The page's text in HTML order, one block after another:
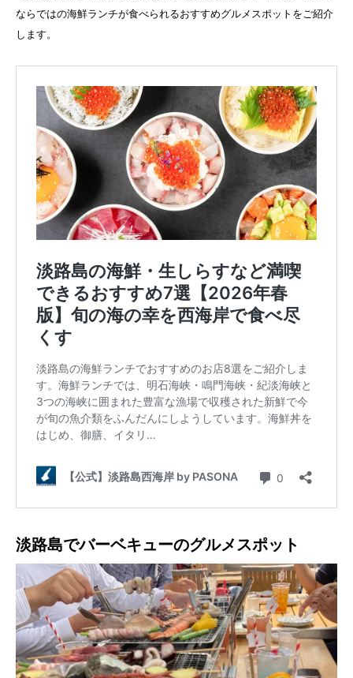
ならではの海鮮ランチが食べられるおすすめグルメスポットをご紹介
します。
淡路島でバーベキューのグルメスポット